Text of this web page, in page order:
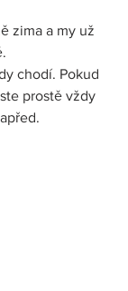
zima a my už
chodí. Pokud
prostě vždy